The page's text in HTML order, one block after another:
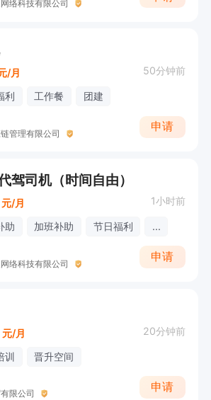
络科技有限公司
/月 50分钟前
利 工作餐 团建
管理有限公司
申请
驾司机（时间自由）
元/月 1小时前
助 加班补助 节日福利 ...
络科技有限公司
申请
元/月 20分钟前
训 晋升空间
限公司
申请